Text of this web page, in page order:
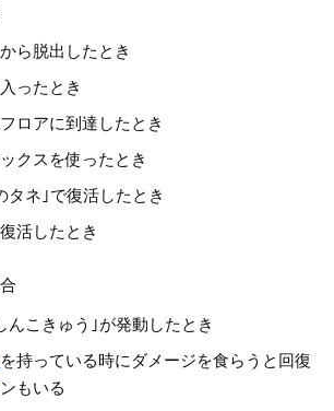
ら脱出したとき
ったとき
ロアに到達したとき
クスを使ったとき
タネ｣で復活したとき
活したとき
んこきゅう｣が発動したとき
を持っている時にダメージを食らうと回復
もいる